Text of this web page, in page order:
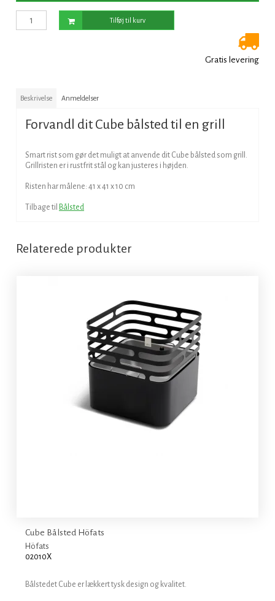
Tilføj til kurv
Gratis levering
Beskrivelse Anmeldelser
Forvandl dit Cube bålsted til en grill
Smart rist som gør det muligt at anvende dit Cube bålsted som grill.
Grillristen er i rustfrit stål og kan justeres i højden.
Risten har målene: 41 x 41 x 10 cm
Tilbage til Bålsted
Relaterede produkter
Cube Bålsted Höfats
Höfats
02010X
Bålstedet Cube er lækkert tysk design og kvalitet.